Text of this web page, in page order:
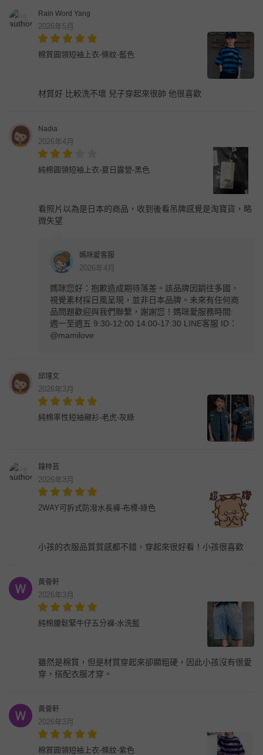
Rain Word Yang
2026年5月
棉質圓領短袖上衣-條紋-藍色
材質好 比較洗不壞 兒子穿起來很帥 他很喜歡
Nadia
2026年4月
純棉圓領短袖上衣-夏日露營-黑色
看照片以為是日本的商品，收到後看吊牌感覺是淘寶貨，略
微失望
媽咪愛客服
2026年4月
媽咪您好：抱歉造成期待落差。該品牌因銷往多國，
視覺素材採日風呈現，並非日本品牌。未來有任何商
品問題歡迎與我們聯繫，謝謝您！媽咪愛服務時間:
週一至週五 9:30-12:00 14:00-17:30 LINE客服 ID：
@mamilove
邱瑾文
2026年3月
純棉率性短袖襯衫-老虎-灰綠
鐘梓芸
2026年3月
2WAY可拆式防潑水長褲-布標-綠色
小孩的衣服品質質感都不錯，穿起來很好看！小孩很喜歡
黃薈軒
2026年3月
純棉腰鬆緊牛仔五分褲-水洗藍
雖然是棉質，但是材質穿起來卻顯粗硬，因此小孩沒有很愛
穿，搭配衣服才穿。
黃薈軒
2026年3月
棉質圓領短袖上衣-條紋-紫色